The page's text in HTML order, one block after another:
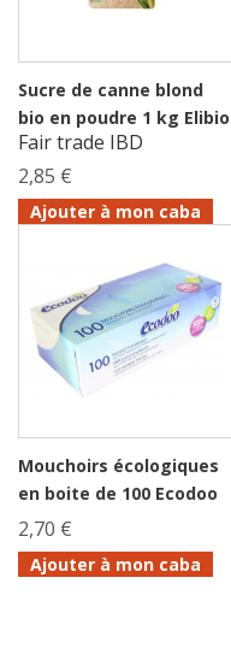
Sucre de canne blond
bio en poudre 1 kg Elibio
Fair trade IBD
2,85 €
Ajouter à mon caba
Mouchoirs écologiques
en boite de 100 Ecodoo
2,70 €
Ajouter à mon caba